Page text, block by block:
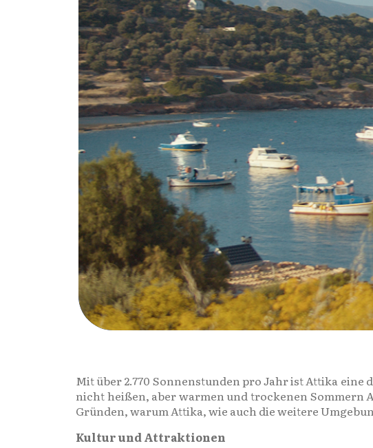
Mit über 2.770 Sonnenstunden pro Jahr ist Attika
nicht heißen, aber warmen und trockenen Sommern
Gründen, warum Attika, wie auch die weitere
Kultur und Attraktionen